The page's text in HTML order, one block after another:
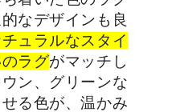
なデザインも良
ュラルなスタイ
ラグがマッチし
ン、グリーンな
る色が、温かみ